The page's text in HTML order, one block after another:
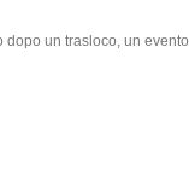
un trasloco, un evento